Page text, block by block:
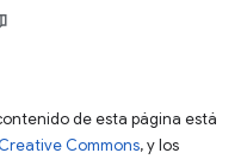
de esta página está
Commons, y los